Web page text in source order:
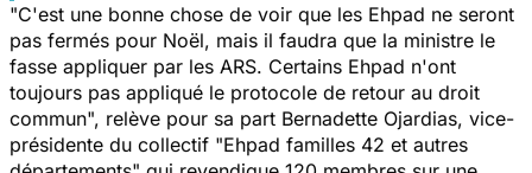
"C'est une bonne chose de voir que les Ehpad ne seront
pas fermés pour Noël, mais il faudra que la ministre le
fasse appliquer par les ARS. Certains Ehpad n'ont
toujours pas appliqué le protocole de retour au droit
commun", relève pour sa part Bernadette Ojardias, vice-
présidente du collectif "Ehpad familles 42 et autres